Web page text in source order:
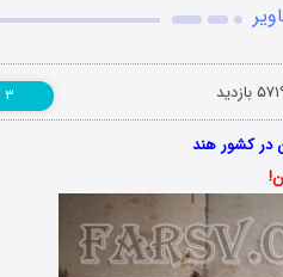
بازدید ۳
در کشور هند